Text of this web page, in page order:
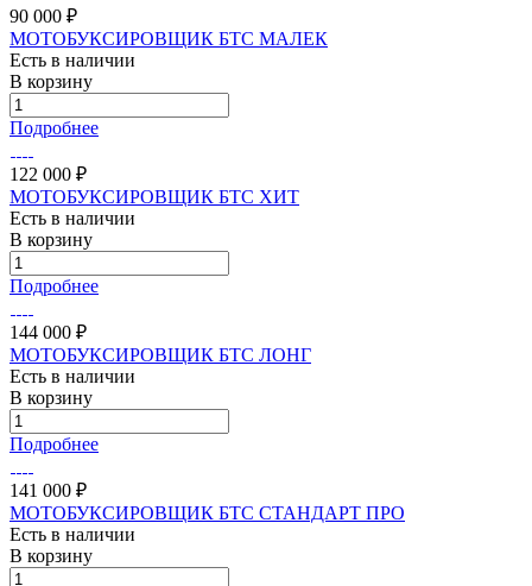
90 000 ₽
МОТОБУКСИРОВЩИК БТС МАЛЕК
Есть в наличии
В корзину
Подробнее
122 000 ₽
МОТОБУКСИРОВЩИК БТС ХИТ
Есть в наличии
В корзину
Подробнее
144 000 ₽
МОТОБУКСИРОВЩИК БТС ЛОНГ
Есть в наличии
В корзину
Подробнее
141 000 ₽
МОТОБУКСИРОВЩИК БТС СТАНДАРТ ПРО
Есть в наличии
В корзину